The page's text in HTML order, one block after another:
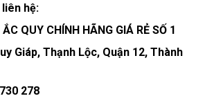
hệ:
QUY CHÍNH HÃNG GIÁ RẺ SỐ 1
Giáp, Thạnh Lộc, Quận 12, Thành
278